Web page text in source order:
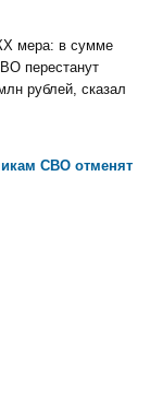
мера: в сумме
перестанут
рублей, сказал
СВО отменят